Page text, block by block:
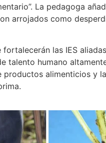
La pedagoga
arrojados como
fortalecerán las IES
talento humano
alimenticios y